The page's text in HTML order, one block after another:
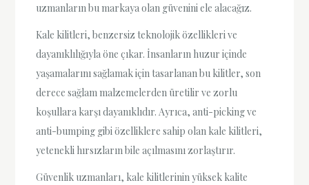
uzmanların bu markaya olan güvenini ele alacağız.
Kale kilitleri, benzersiz teknolojik özellikleri ve
dayanıklılığıyla öne çıkar. İnsanların huzur içinde
yaşamalarını sağlamak için tasarlanan bu kilitler, son
derece sağlam malzemelerden üretilir ve zorlu
koşullara karşı dayanıklıdır. Ayrıca, anti-picking ve
anti-bumping gibi özelliklere sahip olan kale kilitleri,
yetenekli hırsızların bile açılmasını zorlaştırır.
Güvenlik uzmanları, kale kilitlerinin yüksek kalite